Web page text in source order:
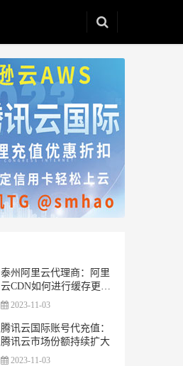
泰州阿里云代理商：阿里
云CDN如何进行缓存更新
和数据同步
2023-11-03
腾讯云国际账号代充值：
腾讯云市场份额持续扩大
2023-11-03